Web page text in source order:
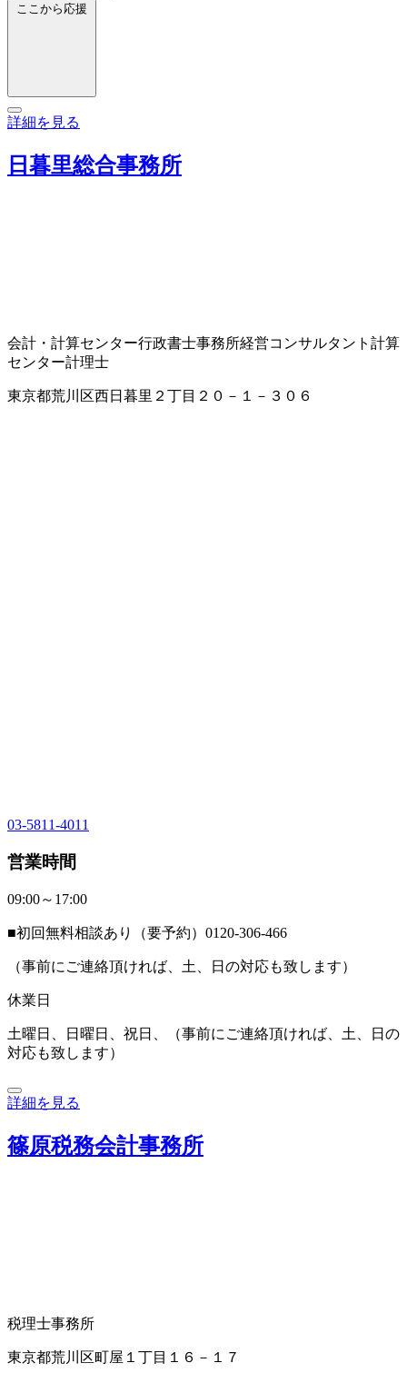
ここから応援
詳細を見る
日暮里総合事務所
会計・計算センター行政書士事務所経営コンサルタント 計算
センター計理士
東京都荒川区西日暮里２丁目２０－１－３０６
03-5811-4011
営業時間
09:00～17:00
■初回無料相談あり（要予約）0120-306-466
（事前にご連絡頂ければ、土、日の対応も致します）
休業日
土曜日、日曜日、祝日、（事前にご連絡頂ければ、土、日の
対応も致します）
詳細を見る
篠原税務会計事務所
税理士事務所
東京都荒川区町屋１丁目１６－１７